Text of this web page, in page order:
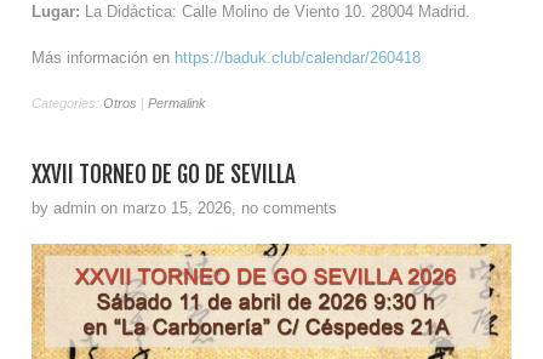
Lugar: La Didáctica: Calle Molino de Viento 10. 28004 Madrid.
Más información en https://baduk.club/calendar/260418
Categories: Otros | Permalink
XXVII TORNEO DE GO DE SEVILLA
by admin on marzo 15, 2026, no comments